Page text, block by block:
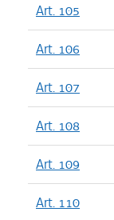
Art. 105
Art. 106
Art. 107
Art. 108
Art. 109
Art. 110